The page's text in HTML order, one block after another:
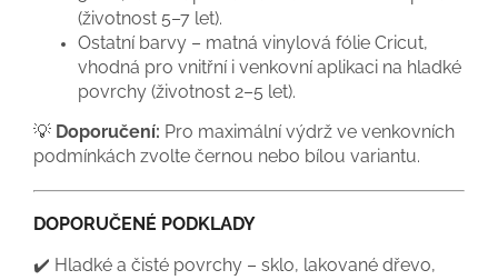
(životnost 5–7 let).
Ostatní barvy – matná vinylová fólie Cricut,
vhodná pro vnitřní i venkovní aplikaci na hladké
povrchy (životnost 2–5 let).
💡 Doporučení: Pro maximální výdrž ve venkovních
podmínkách zvolte černou nebo bílou variantu.
DOPORUČENÉ PODKLADY
✔️ Hladké a čisté povrchy – sklo, lakované dřevo,